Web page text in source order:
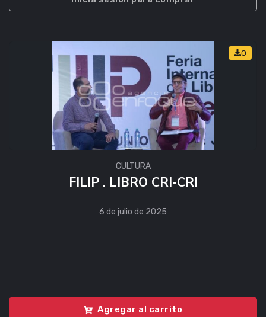
0
CULTURA
FILIP . LIBRO CRI-CRI
6 de julio de 2025
Agregar al carrito